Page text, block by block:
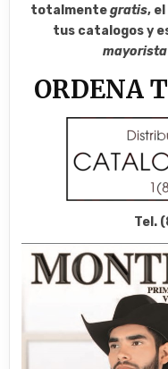
totalmentegratis,
tus catalogos y
mayorista
ORDENA
Tel.